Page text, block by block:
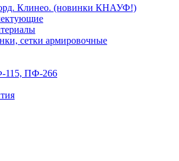
Клинео. (новинки КНАУФ!)
сетки армировочные
115, ПФ-266